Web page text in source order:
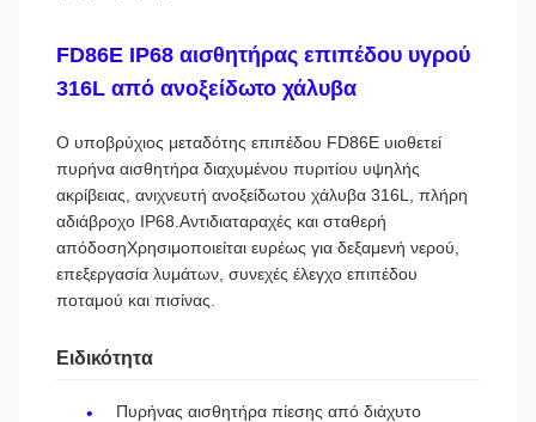
FD86E IP68 αισθητήρας επιπέδου υγρού
316L από ανοξείδωτο χάλυβα
Ο υποβρύχιος μεταδότης επιπέδου FD86E υιοθετεί
πυρήνα αισθητήρα διαχυμένου πυριτίου υψηλής
ακρίβειας, ανιχνευτή ανοξείδωτου χάλυβα 316L, πλήρη
αδιάβροχο IP68.Αντιδιαταραχές και σταθερή
απόδοσηΧρησιμοποιείται ευρέως για δεξαμενή νερού,
επεξεργασία λυμάτων, συνεχές έλεγχο επιπέδου
ποταμού και πισίνας.
Ειδικότητα
Πυρήνας αισθητήρα πίεσης από διάχυτο